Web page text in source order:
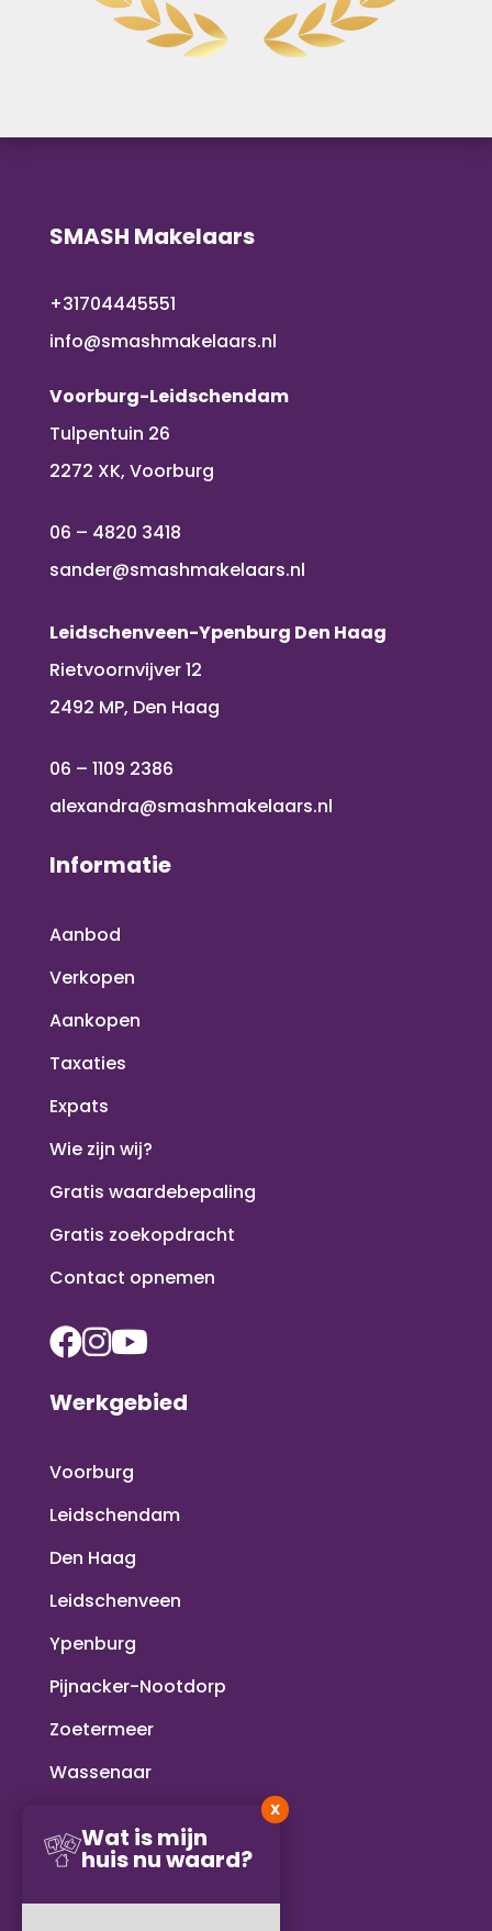
SMASH Makelaars
+31704445551
info@smashmakelaars.nl
Voorburg-Leidschendam
Tulpentuin 26
2272 XK, Voorburg
06 – 4820 3418
sander@smashmakelaars.nl
Leidschenveen-Ypenburg Den Haag
Rietvoornvijver 12
2492 MP, Den Haag
06 – 1109 2386
alexandra@smashmakelaars.nl
Informatie
Aanbod
Verkopen
Aankopen
Taxaties
Expats
Wie zijn wij?
Gratis waardebepaling
Gratis zoekopdracht
Contact opnemen
Werkgebied
Voorburg
Leidschendam
Den Haag
Leidschenveen
Ypenburg
Pijnacker-Nootdorp
Zoetermeer
Wassenaar
Rijswijk
Delft
Wat is mijn
huis nu waard?
X